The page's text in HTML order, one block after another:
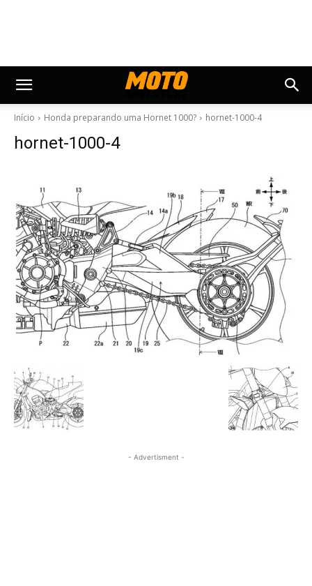
Início Honda preparando uma Hornet 1000? hornet-1000-4
hornet-1000-4
- Advertisment -